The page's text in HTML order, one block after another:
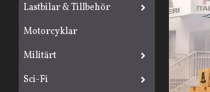
Lastbilar & Tillbehör
Motorcyklar
Militärt
Sci-Fi